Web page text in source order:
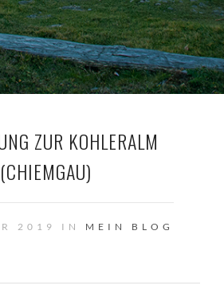
ZUR KOHLERALM
(CHIEMGAU)
2019 IN MEIN BLOG